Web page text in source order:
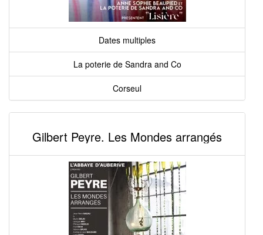
Dates multiples
La poterie de Sandra and Co
Corseul
Gilbert Peyre. Les Mondes arrangés